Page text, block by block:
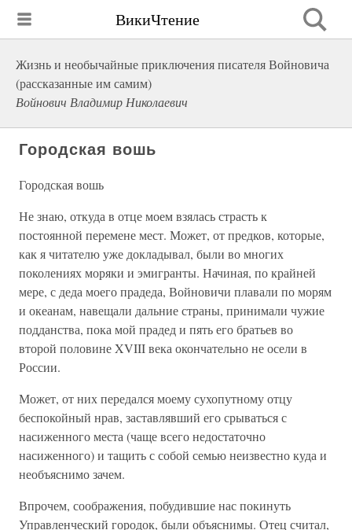
ВикиЧтение
Жизнь и необычайные приключения писателя Войновича
(рассказанные им самим)
Войнович Владимир Николаевич
Городская вошь
Городская вошь
Не знаю, откуда в отце моем взялась страсть к
постоянной перемене мест. Может, от предков, которые,
как я читателю уже докладывал, были во многих
поколениях моряки и эмигранты. Начиная, по крайней
мере, с деда моего прадеда, Войновичи плавали по морям
и океанам, навещали дальние страны, принимали чужие
подданства, пока мой прадед и пять его братьев во
второй половине XVIII века окончательно не осели в
России.
Может, от них передался моему сухопутному отцу
беспокойный нрав, заставлявший его срываться с
насиженного места (чаще всего недостаточно
насиженного) и тащить с собой семью неизвестно куда и
необъяснимо зачем.
Впрочем, соображения, побудившие нас покинуть
Управленческий городок, были объяснимы. Отец считал,